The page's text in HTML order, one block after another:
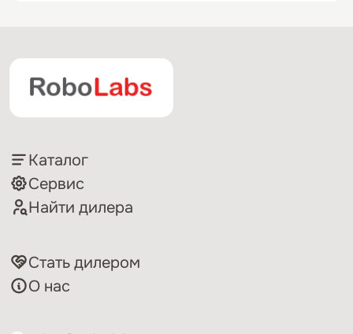
Каталог
Сервис
Найти дилера
Стать дилером
О нас